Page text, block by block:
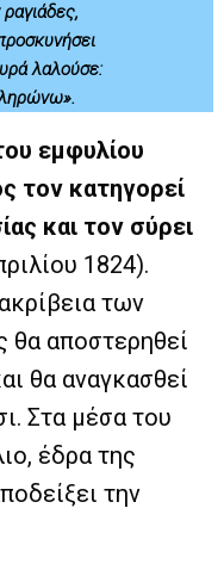
λαλούσε:
εμφυλίου
τον κατηγορεί
και τον σύρει
1824).
των
θα αποστερηθεί
θα αναγκασθεί
Στα μέσα του
έδρα της
την